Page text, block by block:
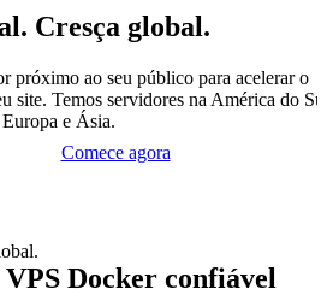
Cresça global.
próximo ao seu público para acelerar o
site. Temos servidores na América do
e Ásia.
Comece agora
VPS Docker confiável